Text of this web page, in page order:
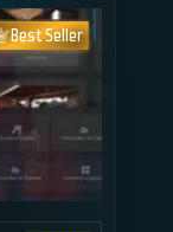
Best Seller